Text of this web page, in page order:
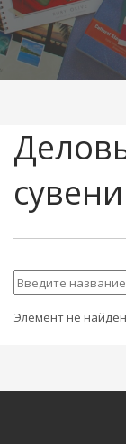
Элемент не найден